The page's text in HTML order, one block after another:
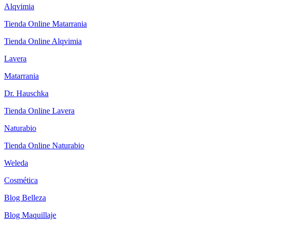
Alqvimia
Tienda Online Matarrania
Tienda Online Alqvimia
Lavera
Matarrania
Dr. Hauschka
Tienda Online Lavera
Naturabio
Tienda Online Naturabio
Weleda
Cosmética
Blog Belleza
Blog Maquillaje